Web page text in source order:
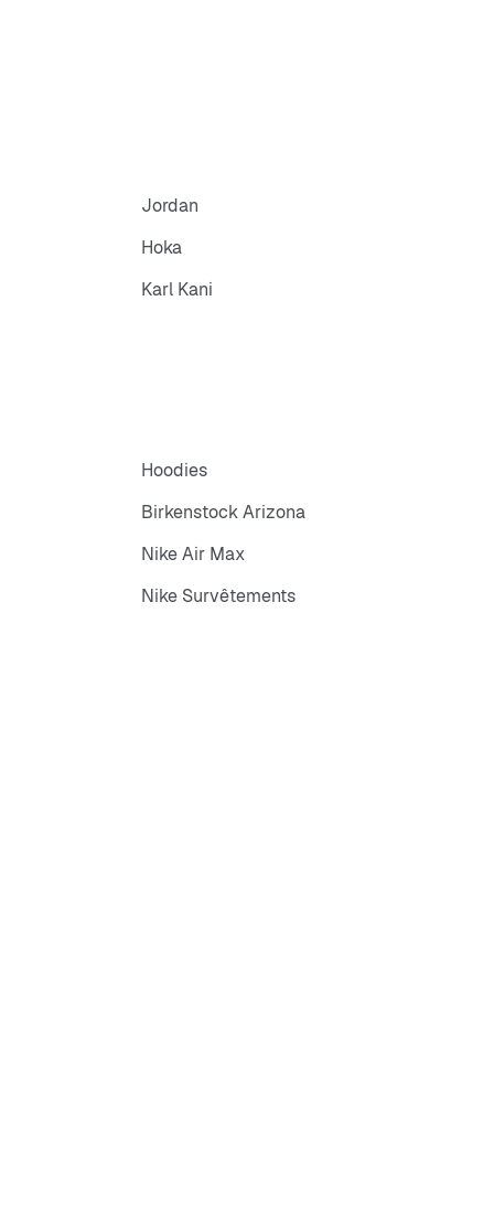
Jordan
Hoka
Karl Kani
Hoodies
Birkenstock Arizona
Nike Air Max
Nike Survêtements